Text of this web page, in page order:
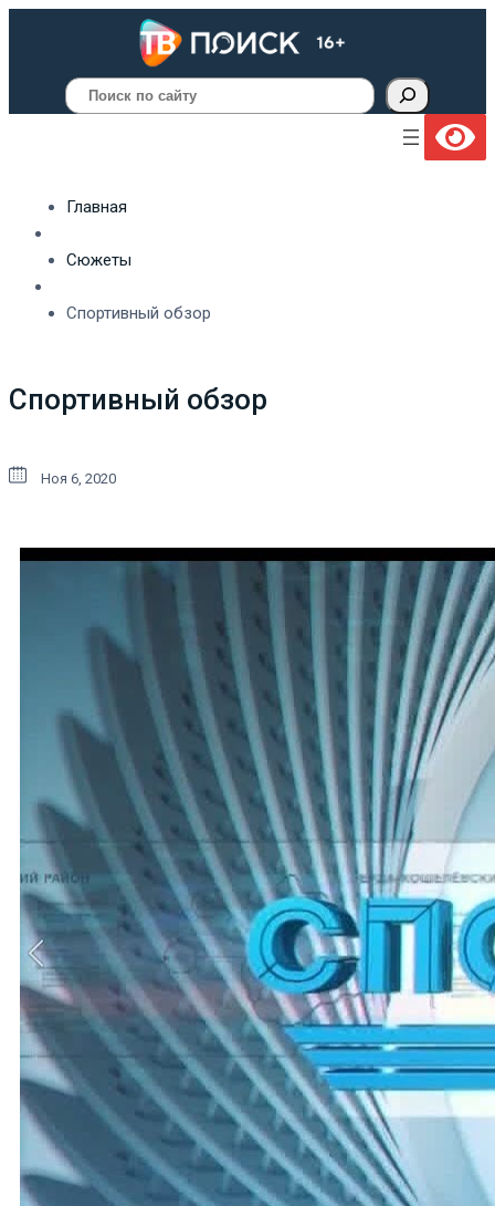
Поиск
Главная
Сюжеты
Спортивный обзор
Спортивный обзор
Ноя 6, 2020